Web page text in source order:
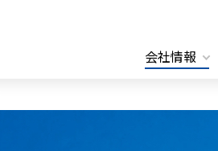
会社情報